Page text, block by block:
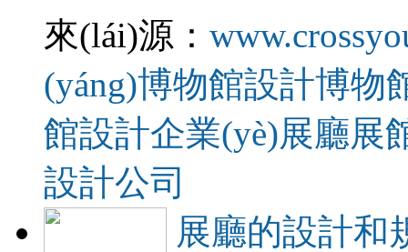
來(lái)源：
(yáng)博物館設計博物
館設計企業(yè)展廳展
設計公司
展廳的設計和